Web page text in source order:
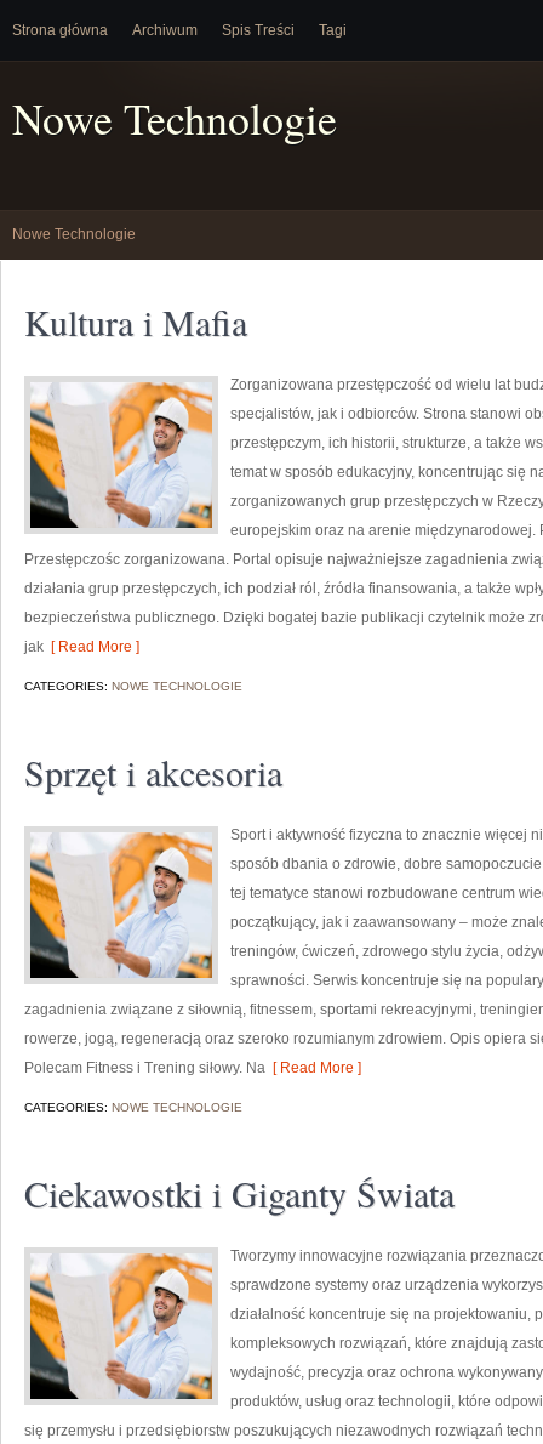
Strona główna Archiwum Spis Treści Tagi
Nowe Technologie
Nowe Technologie
Kultura i Mafia
Zorganizowana przestępczość od wielu lat
specjalistów, jak i odbiorców. Strona stanowi
przestępczym, ich historii, strukturze, a także
temat w sposób edukacyjny, koncentrując się
zorganizowanych grup przestępczych w
europejskim oraz na arenie międzynarodowej.
Przestępczośc zorganizowana. Portal opisuje najważniejsze zagadnienia
działania grup przestępczych, ich podział ról, źródła finansowania, a także
bezpieczeństwa publicznego. Dzięki bogatej bazie publikacji czytelnik może
jak [ Read More ]
CATEGORIES: NOWE TECHNOLOGIE
Sprzęt i akcesoria
Sport i aktywność fizyczna to znacznie więcej
sposób dbania o zdrowie, dobre
tej tematyce stanowi rozbudowane centrum
początkujący, jak i zaawansowany – może
treningów, ćwiczeń, zdrowego stylu życia,
sprawności. Serwis koncentruje się na
zagadnienia związane z siłownią, fitnessem, sportami rekreacyjnymi,
rowerze, jogą, regeneracją oraz szeroko rozumianym zdrowiem. Opis opiera
Polecam Fitness i Trening siłowy. Na [ Read More ]
CATEGORIES: NOWE TECHNOLOGIE
Ciekawostki i Giganty Świata
Tworzymy innowacyjne rozwiązania
sprawdzone systemy oraz urządzenia
działalność koncentruje się na projektowaniu,
kompleksowych rozwiązań, które znajdują
wydajność, precyzja oraz ochrona
produktów, usług oraz technologii, które
się przemysłu i przedsiębiorstw poszukujących niezawodnych rozwiązań